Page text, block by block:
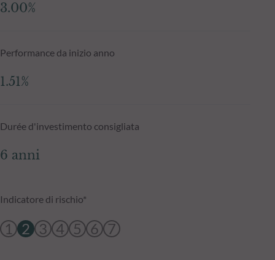
3.00%
Performance da inizio anno
1.51%
Durée d'investimento consigliata
6 anni
Indicatore di rischio*
1 2 3 4 5 6 7